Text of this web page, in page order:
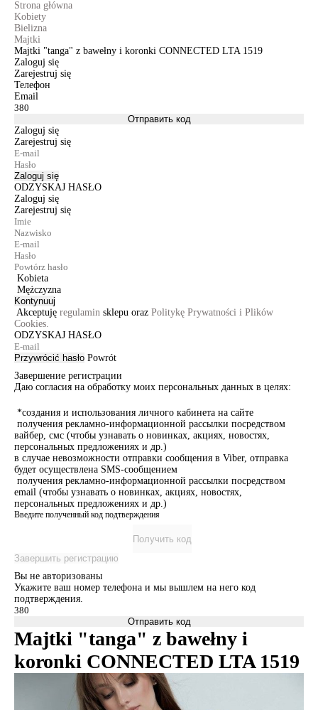
Strona główna
Kobiety
Bielizna
Majtki
Majtki "tanga" z bawełny i koronki CONNECTED LTA 1519
Zaloguj się
Zarejestruj się
Телефон
Email
Отправить код
Zaloguj się
Zarejestruj się
Zaloguj się
ODZYSKAJ HASŁO
Zaloguj się
Zarejestruj się
Kobieta
Mężczyzna
Kontynuuj
Akceptuję regulamin sklepu oraz Politykę Prywatności i Plików
Cookies.
ODZYSKAJ HASŁO
Przywrócić hasło Powrót
Завершение регистрации
Даю согласия на обработку моих персональных данных в целях:
*создания и использования личного кабинета на сайте
получения рекламно-информационной рассылки посредством
вайбер, смс (чтобы узнавать о новинках, акциях, новостях,
персональных предложениях и др.)
в случае невозможности отправки сообщения в Viber, отправка
будет осуществлена SMS-сообщением
получения рекламно-информационной рассылки посредством
email (чтобы узнавать о новинках, акциях, новостях,
персональных предложениях и др.)
Введите полученный код подтверждения
Получить код
Завершить регистрацию
Вы не авторизованы
Укажите ваш номер телефона и мы вышлем на него код
подтверждения.
Отправить код
Majtki "tanga" z bawełny i
koronki CONNECTED LTA 1519